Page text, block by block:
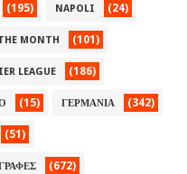
(195) NAPOLI (24)
MONTH (101)
LEAGUE (186)
(15) ΓΕΡΜΑΝΙΑ (342)
(51)
(672)